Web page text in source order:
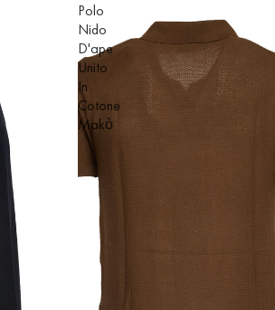
Polo
Nido
D'ape
Unito
In
Cotone
Makò